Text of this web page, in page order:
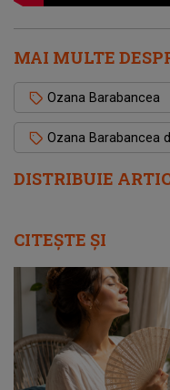
DISTRIBUIE
MAI MULTE
Ozana Barabancea
Ozana Barabancea
CITEȘTE ȘI